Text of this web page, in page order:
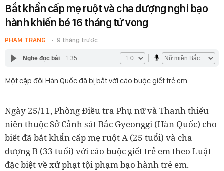
Bắt khẩn cấp mẹ ruột và cha dượng nghi bạo
hành khiến bé 16 tháng tử vong
PHẠM TRANG 9 tháng trước
Nghe đọc bài 1:35
Một cặp đôi Hàn Quốc đã bị bắt với cáo buộc giết trẻ em.
Ngày 25/11, Phòng Điều tra Phụ nữ và Thanh thiếu
niên thuộc Sở Cảnh sát Bắc Gyeonggi (Hàn Quốc) cho
biết đã bắt khẩn cấp mẹ ruột A (25 tuổi) và cha
dượng B (33 tuổi) với cáo buộc giết trẻ em theo Luật
đặc biệt về xử phạt tội phạm bạo hành trẻ em.